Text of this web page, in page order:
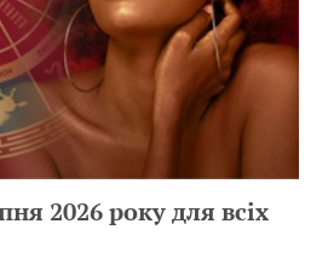
2026 року для всіх